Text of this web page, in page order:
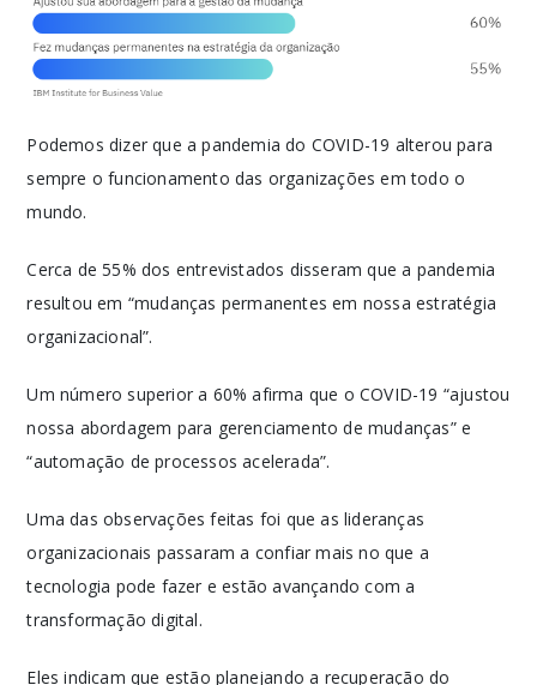
Podemos dizer que a pandemia do COVID-19 alterou para
sempre o funcionamento das organizações em todo o
mundo.
Cerca de 55% dos entrevistados disseram que a pandemia
resultou em “mudanças permanentes em nossa estratégia
organizacional”.
Um número superior a 60% afirma que o COVID-19 “ajustou
nossa abordagem para gerenciamento de mudanças” e
“automação de processos acelerada”.
Uma das observações feitas foi que as lideranças
organizacionais passaram a confiar mais no que a
tecnologia pode fazer e estão avançando com a
transformação digital.
Eles indicam que estão planejando a recuperação do